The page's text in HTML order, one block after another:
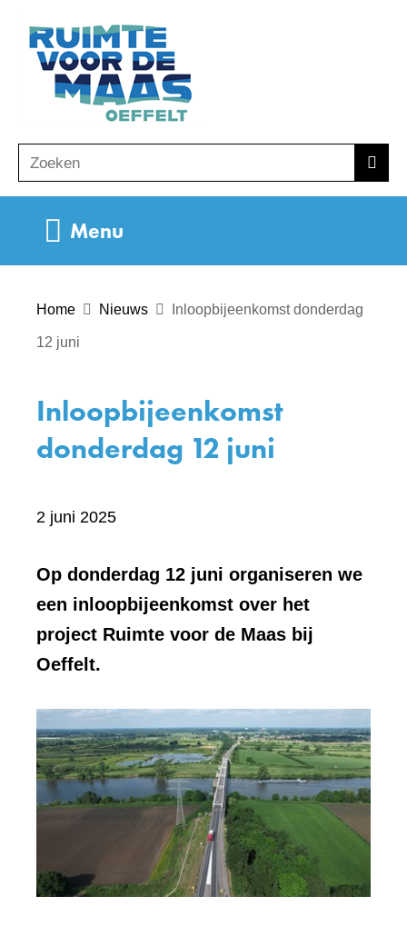
o
e
Zoeken
Menu
Home Nieuws Inloopbijeenkomst donderdag
12 juni
Inloopbijeenkomst
donderdag 12 juni
2 juni 2025Bevat
element:
Foto
Op donderdag 12 juni organiseren we
een inloopbijeenkomst over het
project Ruimte voor de Maas bij
Oeffelt.